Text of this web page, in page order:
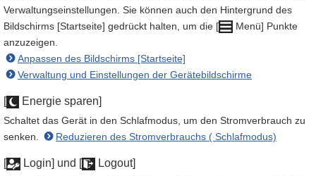
Verwaltungseinstellungen. Sie können auch den Hintergrund des
Bildschirms [Startseite] gedrückt halten, um die [
Menü] Punkte
anzuzeigen.
Anpassen des Bildschirms [Startseite]
Verwaltung und Einstellungen der Gerätebildschirme
[ Energie sparen]
Schaltet das Gerät in den Schlafmodus, um den Stromverbrauch zu
senken.
Reduzieren des Stromverbrauchs ( Schlafmodus)
[ Login] und [ Logout]